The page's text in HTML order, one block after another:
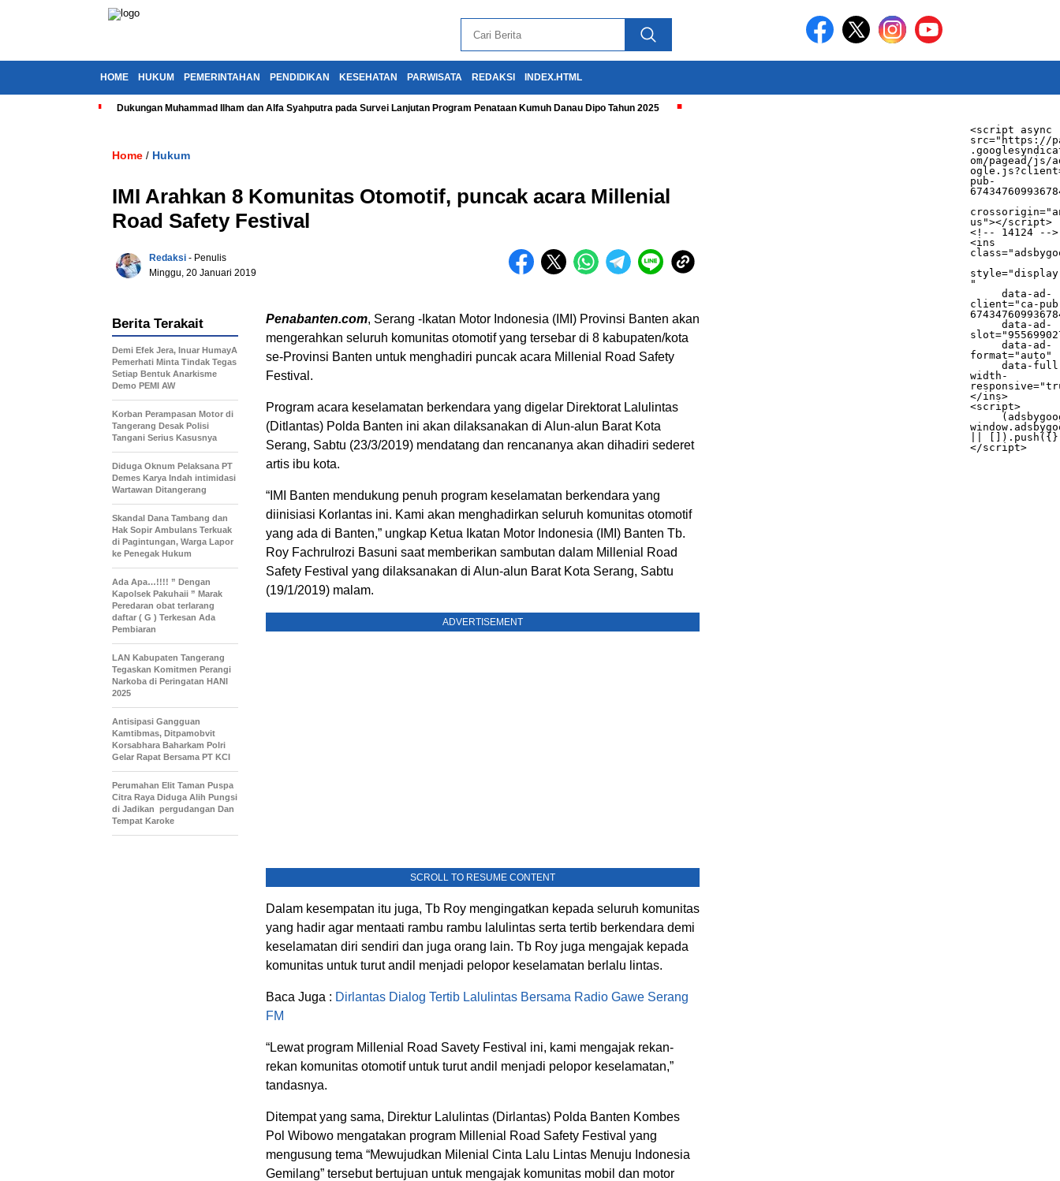
HOME HUKUM PEMERINTAHAN PENDIDIKAN KESEHATAN PARWISATA REDAKSI INDEX.HTML
Dukungan Muhammad Ilham dan Alfa Syahputra pada Survei Lanjutan Program Penataan Kumuh Danau Dipo Tahun 2025
<script async
src="https://
om/pagead/js/
pub-
us"></script>
<!-- 14124 -->
<ins
"
     data-ad-
client="ca-
     data-ad-
     data-ad-
format="auto"
     data-full-
width-
</ins>
<script>
||
</script>
Home / Hukum
IMI Arahkan 8 Komunitas Otomotif, puncak acara Millenial
Road Safety Festival
Redaksi - Penulis
Minggu, 20 Januari 2019
Penabanten.com, Serang -Ikatan Motor Indonesia (IMI) Provinsi Banten akan
mengerahkan seluruh komunitas otomotif yang tersebar di 8 kabupaten/kota
se-Provinsi Banten untuk menghadiri puncak acara Millenial Road Safety
Festival.
Program acara keselamatan berkendara yang digelar Direktorat Lalulintas
(Ditlantas) Polda Banten ini akan dilaksanakan di Alun-alun Barat Kota
Serang, Sabtu (23/3/2019) mendatang dan rencananya akan dihadiri sederet
artis ibu kota.
“IMI Banten mendukung penuh program keselamatan berkendara yang
diinisiasi Korlantas ini. Kami akan menghadirkan seluruh komunitas otomotif
yang ada di Banten,” ungkap Ketua Ikatan Motor Indonesia (IMI) Banten Tb.
Roy Fachrulrozi Basuni saat memberikan sambutan dalam Millenial Road
Safety Festival yang dilaksanakan di Alun-alun Barat Kota Serang, Sabtu
(19/1/2019) malam.
ADVERTISEMENT
SCROLL TO RESUME CONTENT
Dalam kesempatan itu juga, Tb Roy mengingatkan kepada seluruh komunitas
yang hadir agar mentaati rambu rambu lalulintas serta tertib berkendara demi
keselamatan diri sendiri dan juga orang lain. Tb Roy juga mengajak kepada
komunitas untuk turut andil menjadi pelopor keselamatan berlalu lintas.
Baca Juga : Dirlantas Dialog Tertib Lalulintas Bersama Radio Gawe Serang
FM
“Lewat program Millenial Road Savety Festival ini, kami mengajak rekan-
rekan komunitas otomotif untuk turut andil menjadi pelopor keselamatan,”
tandasnya.
Ditempat yang sama, Direktur Lalulintas (Dirlantas) Polda Banten Kombes
Pol Wibowo mengatakan program Millenial Road Safety Festival yang
mengusung tema “Mewujudkan Milenial Cinta Lalu Lintas Menuju Indonesia
Gemilang” tersebut bertujuan untuk mengajak komunitas mobil dan motor
Berita Terakait
Demi Efek Jera, Inuar HumayA
Pemerhati Minta Tindak Tegas
Setiap Bentuk Anarkisme
Demo PEMI AW
Korban Perampasan Motor di
Tangerang Desak Polisi
Tangani Serius Kasusnya
Diduga Oknum Pelaksana PT
Demes Karya Indah intimidasi
Wartawan Ditangerang
Skandal Dana Tambang dan
Hak Sopir Ambulans Terkuak
di Pagintungan, Warga Lapor
ke Penegak Hukum
Ada Apa…!!!! ” Dengan
Kapolsek Pakuhaii ” Marak
Peredaran obat terlarang
daftar ( G ) Terkesan Ada
Pembiaran
LAN Kabupaten Tangerang
Tegaskan Komitmen Perangi
Narkoba di Peringatan HANI
2025
Antisipasi Gangguan
Kamtibmas, Ditpamobvit
Korsabhara Baharkam Polri
Gelar Rapat Bersama PT KCI
Perumahan Elit Taman Puspa
Citra Raya Diduga Alih Pungsi
di Jadikan pergudangan Dan
Tempat Karoke